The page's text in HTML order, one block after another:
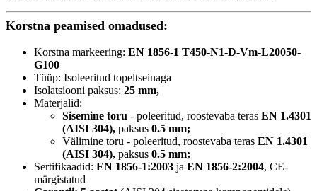
Korstna peamised omadused:
Korstna markeering: EN 1856-1 T450-N1-D-Vm-L20050-
G100
Tüüp: Isoleeritud topeltseinaga
Isolatsiooni paksus: 25 mm,
Materjalid:
Sisemine toru - poleeritud, roostevaba teras EN 1.4301
(AISI 304), paksus 0.5 mm;
Välimine toru - poleeritud, roostevaba teras EN 1.4301
(AISI 304), paksus 0.5 mm;
Sertifikaadid: EN 1856-1:2003 ja EN 1856-2:2004, CE-
märgistatud